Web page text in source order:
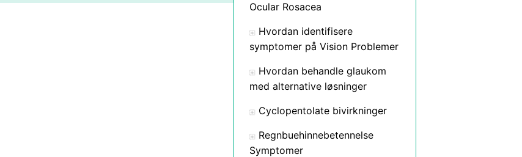
Ocular Rosacea
Hvordan identifisere
symptomer på Vision Problemer
Hvordan behandle glaukom
med alternative løsninger
Cyclopentolate bivirkninger
Regnbuehinnebetennelse
Symptomer